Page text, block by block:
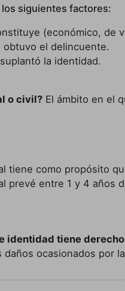
siguientes factores:
(económico, de
obtuvo el delincuente.
la identidad.
o civil? El ámbito en el
tiene como propósito
prevé entre 1 y 4 años
identidad tiene
ocasionados por